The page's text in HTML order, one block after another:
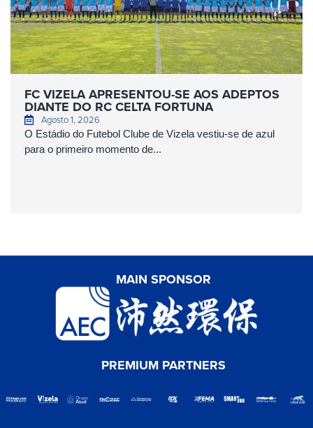
FC VIZELA APRESENTOU-SE AOS ADEPTOS
DIANTE DO RC CELTA FORTUNA
Agosto 1, 2026
O Estádio do Futebol Clube de Vizela vestiu-se de azul
para o primeiro momento de...
MAIN SPONSOR
PREMIUM PARTNERS